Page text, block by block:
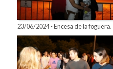
23/06/2024 - Encesa de la foguera.